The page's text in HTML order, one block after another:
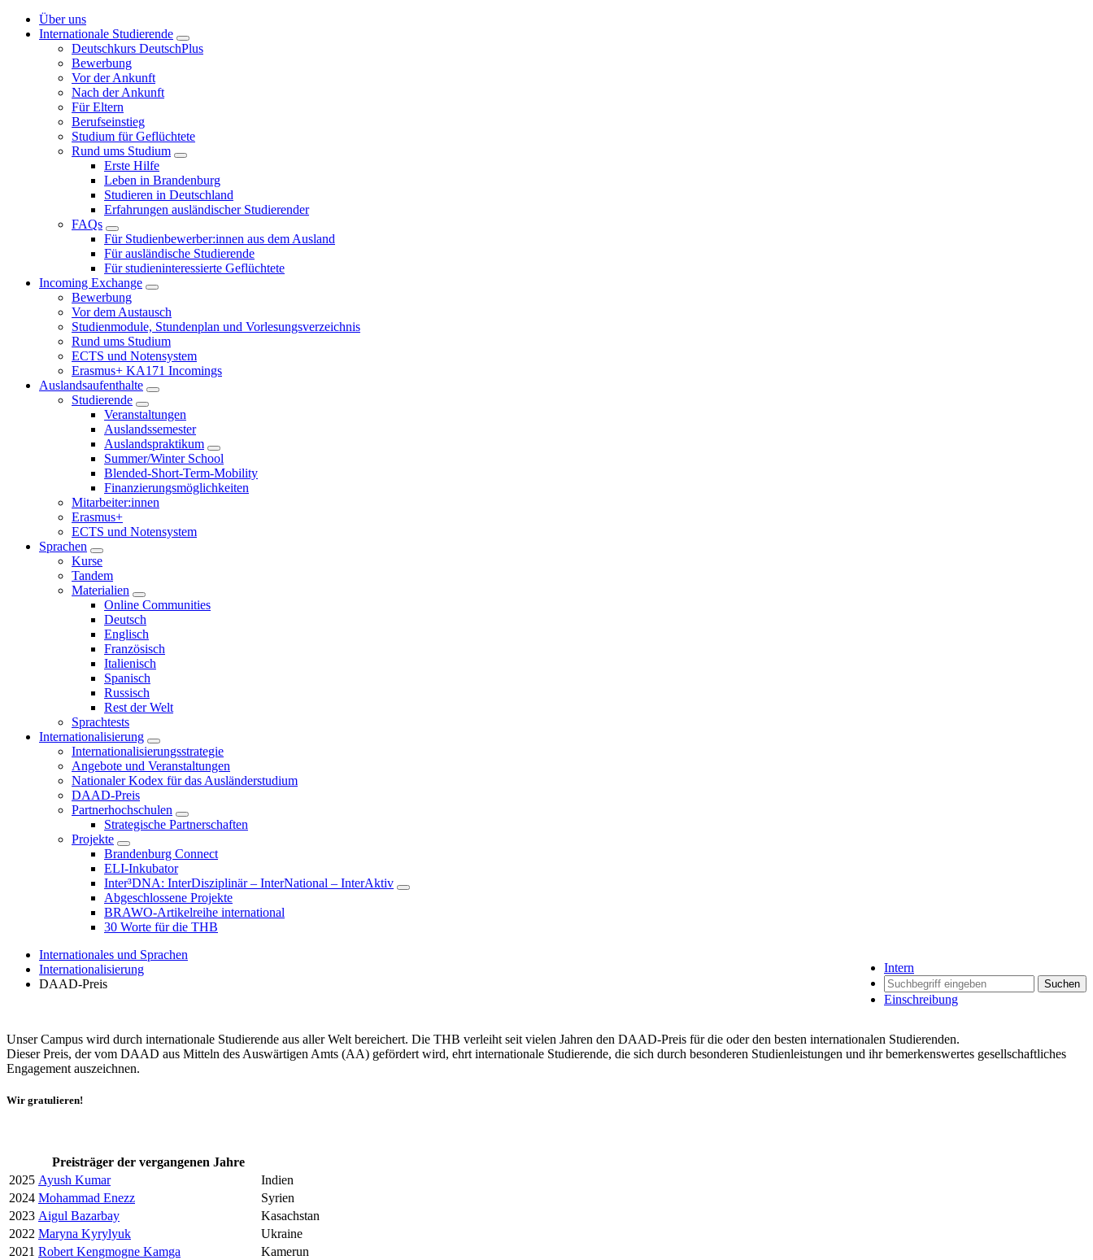
Über uns
Internationale Studierende
Deutschkurs DeutschPlus
Bewerbung
Vor der Ankunft
Nach der Ankunft
Für Eltern
Berufseinstieg
Studium für Geflüchtete
Rund ums Studium
Erste Hilfe
Leben in Brandenburg
Studieren in Deutschland
Erfahrungen ausländischer Studierender
FAQs
Für Studienbewerber:innen aus dem Ausland
Für ausländische Studierende
Für studieninteressierte Geflüchtete
Incoming Exchange
Bewerbung
Vor dem Austausch
Studienmodule, Stundenplan und Vorlesungsverzeichnis
Rund ums Studium
ECTS und Notensystem
Erasmus+ KA171 Incomings
Auslandsaufenthalte
Studierende
Veranstaltungen
Auslandssemester
Auslandspraktikum
Summer/Winter School
Blended-Short-Term-Mobility
Finanzierungsmöglichkeiten
Mitarbeiter:innen
Erasmus+
ECTS und Notensystem
Sprachen
Kurse
Tandem
Materialien
Online Communities
Deutsch
Englisch
Französisch
Italienisch
Spanisch
Russisch
Rest der Welt
Sprachtests
Internationalisierung
Internationalisierungsstrategie
Angebote und Veranstaltungen
Nationaler Kodex für das Ausländerstudium
DAAD-Preis
Partnerhochschulen
Strategische Partnerschaften
Projekte
Brandenburg Connect
ELI-Inkubator
Inter³DNA: InterDisziplinär – InterNational – InterAktiv
Abgeschlossene Projekte
BRAWO-Artikelreihe international
30 Worte für die THB
Intern
Suchen
Einschreibung
Internationales und Sprachen
Internationalisierung
DAAD-Preis
Unser Campus wird durch internationale Studierende aus aller Welt bereichert. Die THB verleiht seit vielen Jahren den DAAD-Preis für die oder den besten internationalen Studierenden.
Dieser Preis, der vom DAAD aus Mitteln des Auswärtigen Amts (AA) gefördert wird, ehrt internationale Studierende, die sich durch besonderen Studienleistungen und ihr bemerkenswertes gesellschaftliches
Engagement auszeichnen.
Wir gratulieren!
Preisträger der vergangenen Jahre
2025 Ayush Kumar
Indien
2024 Mohammad Enezz
Syrien
2023 Aigul Bazarbay
Kasachstan
2022 Maryna Kyrylyuk
Ukraine
2021 Robert Kengmogne Kamga
Kamerun